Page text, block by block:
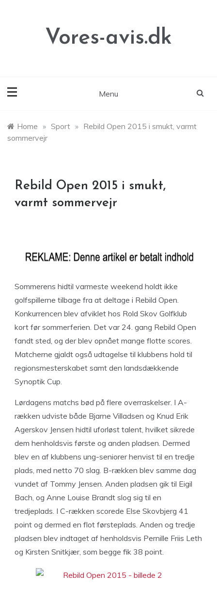
Vores-avis.dk
Menu
Home » Sport » Rebild Open 2015 i smukt, varmt
sommervejr
Rebild Open 2015 i smukt,
varmt sommervejr
Sommerens hidtil varmeste weekend holdt ikke
golfspillerne tilbage fra at deltage i Rebild Open.
Konkurrencen blev afviklet hos Rold Skov Golfklub
kort før sommerferien. Det var 24. gang Rebild Open
fandt sted, og der blev opnået mange flotte scores.
Matcherne gjaldt også udtagelse til klubbens hold til
regionsmesterskabet samt den landsdækkende
Synoptik Cup.
Lørdagens matchs bød på flere overraskelser. I A-
rækken udviste både Bjarne Villadsen og Knud Erik
Agerskov Jensen hidtil uforløst talent, hvilket sikrede
dem henholdsvis første og anden pladsen. Dermed
blev en af klubbens ung-seniorer henvist til en tredje
plads, med netto 70 slag. B-rækken blev samme dag
vundet af Tommy Jensen. Anden pladsen gik til Eigil
Bach, og Anne Louise Brandt slog sig til en
tredjeplads. I C-rækken scorede Else Skovbjerg 41
point og dermed en flot førsteplads. Anden og tredje
pladsen blev indtaget af henholdsvis Pernille Friis Leth
og Kirsten Snitkjær, som begge fik 38 point.